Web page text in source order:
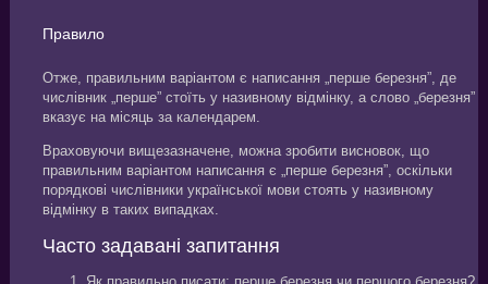
Правило
Отже, правильним варіантом є написання „перше березня”, де
числівник „перше” стоїть у називному відмінку, а слово „березня”
вказує на місяць за календарем.
Враховуючи вищезазначене, можна зробити висновок, що
правильним варіантом написання є „перше березня”, оскільки
порядкові числівники української мови стоять у називному
відмінку в таких випадках.
Часто задавані запитання